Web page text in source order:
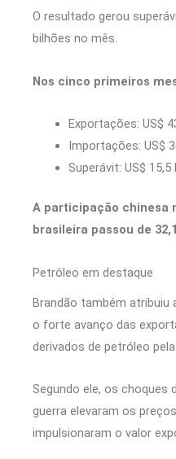
O resultado gerou
bilhões no mês.
Nos cinco primeiros
Exportações: US$
Importações: US$
Superávit: US$ 15,5
A participação chinesa
brasileira passou de
Petróleo em destaque
Brandão também atribuiu
o forte avanço das
derivados de petróleo
Segundo ele, os
guerra elevaram os
impulsionaram o valor